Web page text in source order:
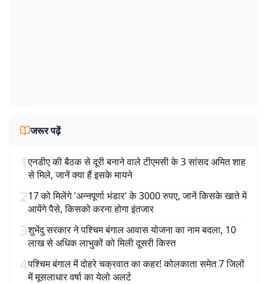
जरूर पढ़ें
1एनडीए की बैठक से दूरी बनाने वाले टीएमसी के 3 सांसद अमित शाह
से मिले, जानें क्या हैं इसके मायने
217 को मिलेंगे 'अन्नपूर्णा भंडार' के 3000 रुपए, जानें किसके खाते में
आयेंगे पैसे, किसको करना होगा इंतजार
3शुभेंदु सरकार ने पश्चिम बंगाल आवास योजना का नाम बदला, 10
लाख से अधिक लाभुकों को मिली दूसरी किस्त
4पश्चिम बंगाल में दोहरे चक्रवात का कहर! कोलकाता समेत 7 जिलों
में मूसलाधार वर्षा का येलो अलर्ट